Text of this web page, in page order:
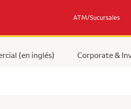
ATM/Sucursales
(en inglés) Corporate &